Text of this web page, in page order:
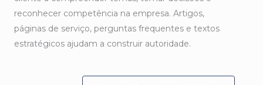
reconhecer competência na empresa. Artigos,
páginas de serviço, perguntas frequentes e textos
estratégicos ajudam a construir autoridade.